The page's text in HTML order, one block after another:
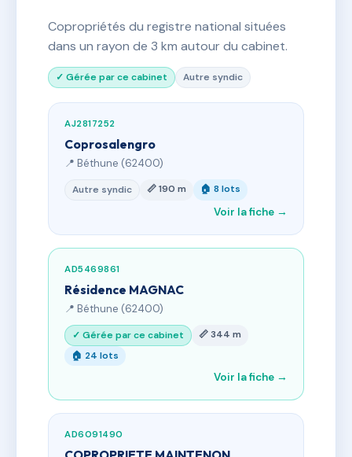
Copropriétés du registre national situées
dans un rayon de 3 km autour du cabinet.
✓ Gérée par ce cabinet Autre syndic
AJ2817252
Coprosalengro
📍 Béthune (62400)
Autre syndic 📏 190 m 🏠 8 lots
Voir la fiche →
AD5469861
Résidence MAGNAC
📍 Béthune (62400)
✓ Gérée par ce cabinet
📏 344 m
🏠 24 lots
Voir la fiche →
AD6091490